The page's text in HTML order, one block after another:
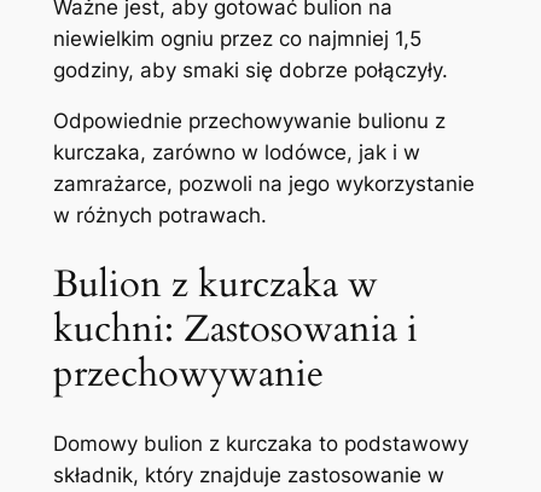
Ważne jest, aby gotować bulion na
niewielkim ogniu przez co najmniej 1,5
godziny, aby smaki się dobrze połączyły.
Odpowiednie przechowywanie bulionu z
kurczaka, zarówno w lodówce, jak i w
zamrażarce, pozwoli na jego wykorzystanie
w różnych potrawach.
Bulion z kurczaka w
kuchni: Zastosowania i
przechowywanie
Domowy bulion z kurczaka to podstawowy
składnik, który znajduje zastosowanie w